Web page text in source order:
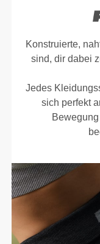
Konstruierte,
sind, dir dabei
Jedes
sich perfekt